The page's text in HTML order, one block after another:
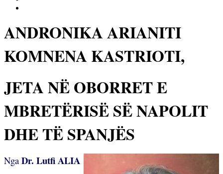
ANDRONIKA ARIANITI
KOMNENA KASTRIOTI,
JETA NË OBORRET E
MBRETËRISË SË NAPOLIT
DHE TË SPANJËS
Nga Dr. Lutfi ALIA